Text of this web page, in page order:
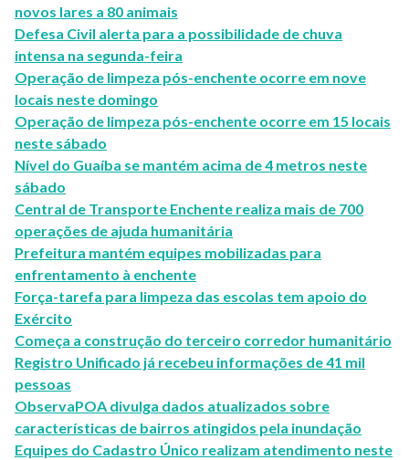
novos lares a 80 animais
Defesa Civil alerta para a possibilidade de chuva
intensa na segunda-feira
Operação de limpeza pós-enchente ocorre em nove
locais neste domingo
Operação de limpeza pós-enchente ocorre em 15 locais
neste sábado
Nível do Guaíba se mantém acima de 4 metros neste
sábado
Central de Transporte Enchente realiza mais de 700
operações de ajuda humanitária
Prefeitura mantém equipes mobilizadas para
enfrentamento à enchente
Força-tarefa para limpeza das escolas tem apoio do
Exército
Começa a construção do terceiro corredor humanitário
Registro Unificado já recebeu informações de 41 mil
pessoas
ObservaPOA divulga dados atualizados sobre
características de bairros atingidos pela inundação
Equipes do Cadastro Único realizam atendimento neste